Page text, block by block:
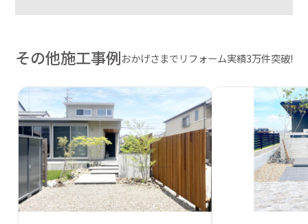
その他施工事例おかげさまでリフォーム実績3万件突破!